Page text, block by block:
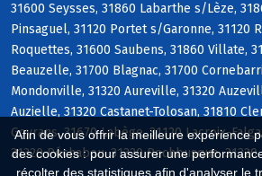
Afin de vous offrir la meilleure expérience
des cookies : pour assurer une
récolter des statistiques afin d'analyser le
31600 Seysses, 31860 Labarthe s/Lèze,
Pinsaguel, 31120 Portet s/Garonne, 31120
Roquettes, 31600 Saubens, 31860 Villate,
Beauzelle, 31700 Blagnac, 31700
Mondonville, 31320 Aureville, 31320
Auzielle, 31320 Castanet-Tolosan, 31810
Goyrans, 31670 Labège, 31120 Lacroix-
31320 Péchabou, 31320 Pechbusque,